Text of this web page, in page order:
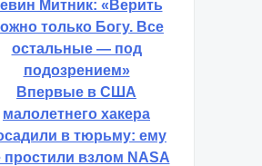
Митник: «Верить
только Богу. Все
остальные — под
подозрением»
Впервые в США
малолетнего хакера
в тюрьму: ему
простили взлом NASA